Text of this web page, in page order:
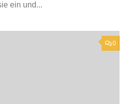
ein und...
0